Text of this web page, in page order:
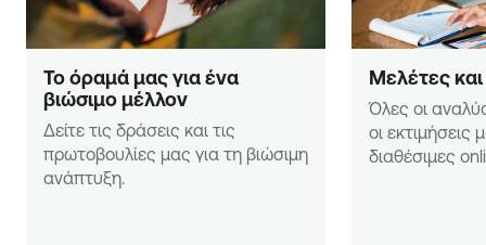
Το όραμά μας για ένα
βιώσιμο μέλλον
Δείτε τις δράσεις και τις
πρωτοβουλίες μας για τη βιώσιμη
ανάπτυξη.
Μελέτες
Όλες οι
οι εκτιμήσεις
διαθέσιμες